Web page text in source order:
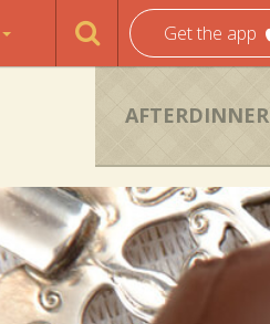
Get the app
AFTERDINNER